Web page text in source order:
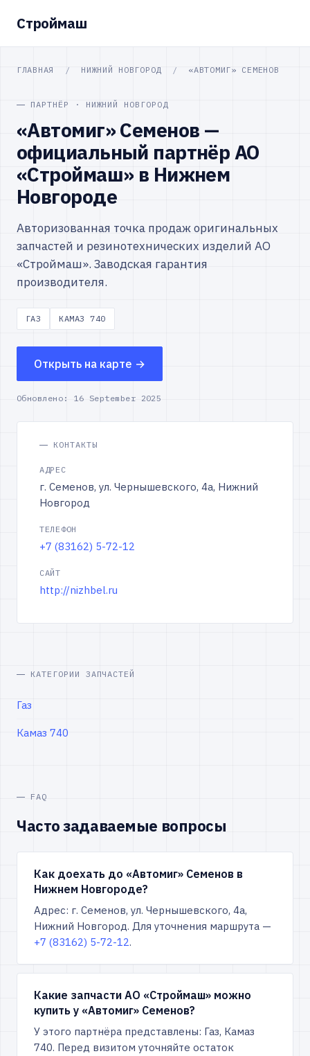
Строймаш
ГЛАВНАЯ / НИЖНИЙ НОВГОРОД / «АВТОМИГ» СЕМЕНОВ
ПАРТНЁР · НИЖНИЙ НОВГОРОД
«Автомиг» Семенов —
официальный партнёр АО
«Строймаш» в Нижнем
Новгороде
Авторизованная точка продаж оригинальных
запчастей и резинотехнических изделий АО
«Строймаш». Заводская гарантия
производителя.
ГАЗ КАМАЗ 740
Открыть на карте →
Обновлено: 16 September 2025
КОНТАКТЫ
АДРЕС
г. Семенов, ул. Чернышевского, 4а, Нижний
Новгород
ТЕЛЕФОН
+7 (83162) 5-72-12
САЙТ
http://nizhbel.ru
КАТЕГОРИИ ЗАПЧАСТЕЙ
Газ
Камаз 740
FAQ
Часто задаваемые вопросы
Как доехать до «Автомиг» Семенов в
Нижнем Новгороде?
Адрес: г. Семенов, ул. Чернышевского, 4а,
Нижний Новгород. Для уточнения маршрута —
+7 (83162) 5-72-12.
Какие запчасти АО «Строймаш» можно
купить у «Автомиг» Семенов?
У этого партнёра представлены: Газ, Камаз
740. Перед визитом уточняйте остаток